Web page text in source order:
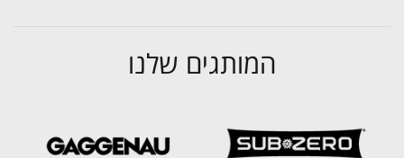
המותגים שלנו